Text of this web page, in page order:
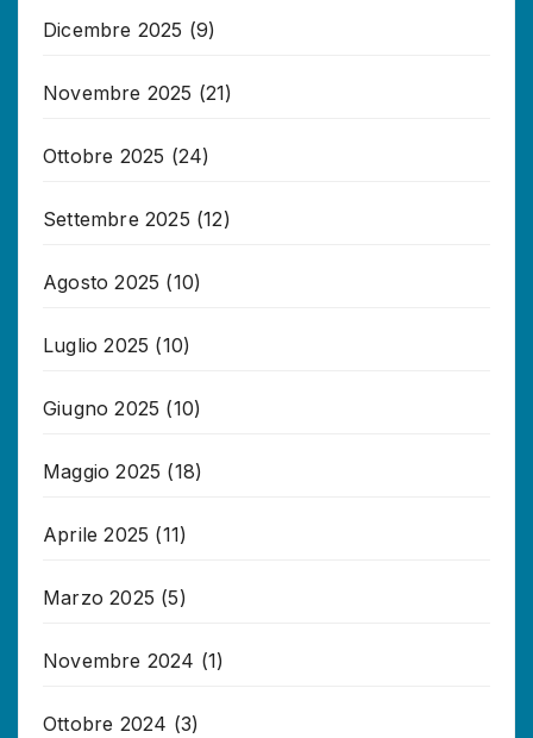
Dicembre 2025 (9)
Novembre 2025 (21)
Ottobre 2025 (24)
Settembre 2025 (12)
Agosto 2025 (10)
Luglio 2025 (10)
Giugno 2025 (10)
Maggio 2025 (18)
Aprile 2025 (11)
Marzo 2025 (5)
Novembre 2024 (1)
Ottobre 2024 (3)